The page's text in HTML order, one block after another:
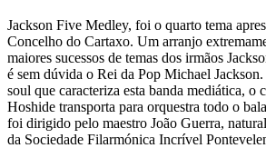
Jackson Five Medley, foi o quarto tema
Concelho do Cartaxo. Um arranjo
maiores sucessos de temas dos irmãos
é sem dúvida o Rei da Pop Michael
soul que caracteriza esta banda mediática, o
Hoshide transporta para orquestra todo o
foi dirigido pelo maestro João Guerra,
da Sociedade Filarmónica Incrível